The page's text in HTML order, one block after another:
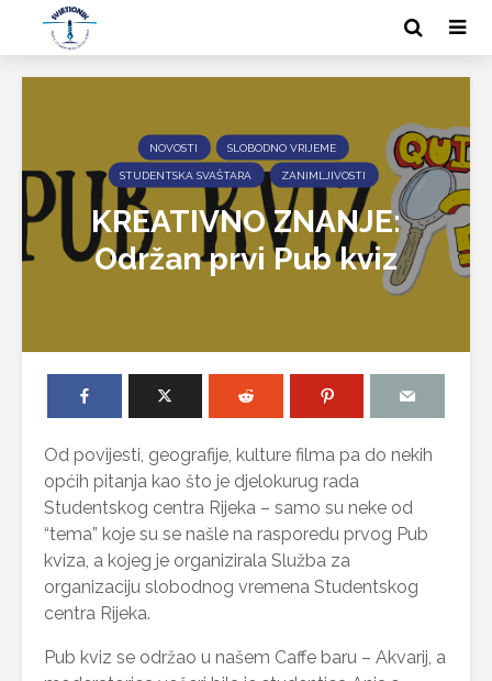
NOVOSTI SLOBODNO VRIJEME
STUDENTSKA SVAŠTARA ZANIMLJIVOSTI
KREATIVNO ZNANJE:
Održan prvi Pub kviz
Od povijesti, geografije, kulture filma pa do nekih
općih pitanja kao što je djelokurug rada
Studentskog centra Rijeka – samo su neke od
“tema” koje su se našle na rasporedu prvog Pub
kviza, a kojeg je organizirala Služba za
organizaciju slobodnog vremena Studentskog
centra Rijeka.
Pub kviz se održao u našem Caffe baru – Akvarij, a